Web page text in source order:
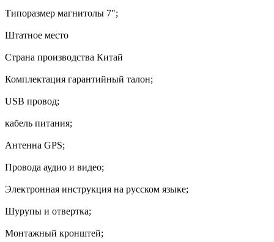
Типоразмер магнитолы 7";
Штатное место
Страна производства Китай
Комплектация гарантийный талон;
USB провод;
кабель питания;
Антенна GPS;
Провода аудио и видео;
Электронная инструкция на русском языке;
Шурупы и отвертка;
Монтажный кронштей;